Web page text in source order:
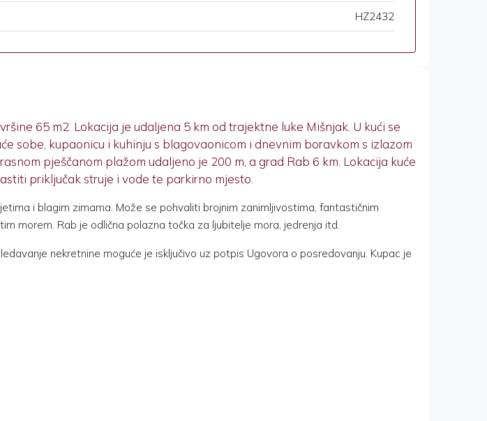
HZ2432
65 m2. Lokacija je udaljena 5 km od trajektne luke Mišnjak. U kući se
sobe, kupaonicu i kuhinju s blagovaonicom i dnevnim boravkom s izlazom
pješčanom plažom udaljeno je 200 m, a grad Rab 6 km. Lokacija kuće
priključak struje i vode te parkirno mjesto.
i blagim zimama. Može se pohvaliti brojnim zanimljivostima, fantastičnim
morem. Rab je odlična polazna točka za ljubitelje mora, jedrenja itd.
nekretnine moguće je isključivo uz potpis Ugovora o posredovanju. Kupac je